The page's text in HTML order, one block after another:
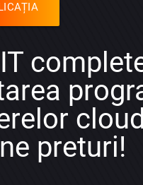
preturi!